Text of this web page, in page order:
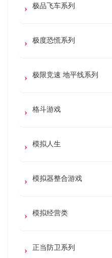
极品飞车系列
极度恐慌系列
极限竞速 地平线系列
格斗游戏
模拟人生
模拟器整合游戏
模拟经营类
正当防卫系列